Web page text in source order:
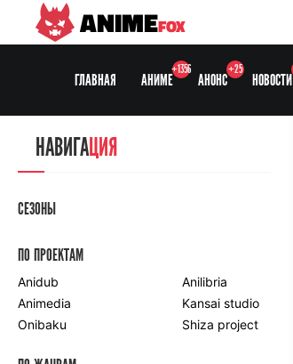
ANIMEFOX
ГЛАВНАЯ АНИМЕ
+1356
АНОНС
+25
НОВОСТИ
НАВИГАЦИЯ
СЕЗОНЫ
ПО ПРОЕКТАМ
Anidub
Anilibria
Animedia
Kansai studio
Onibaku
Shiza project